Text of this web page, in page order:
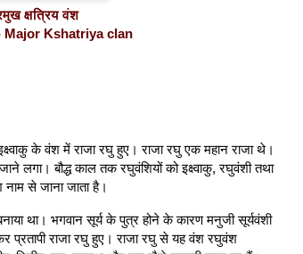
क्षत्रिय वंश
Major Kshatriya clan
के वंश में राजा रघु हुए। राजा रघु एक महान राजा थे।
बौद्ध काल तक रघुवंशियों को इक्ष्वाकु, रघुवंशी तथा
से जाना जाता है।
था। भगवान सूर्य के पुत्र होने के कारण मनुजी सूर्यवंशी
राजा रघु हुए। राजा रघु से यह वंश रघुवंश